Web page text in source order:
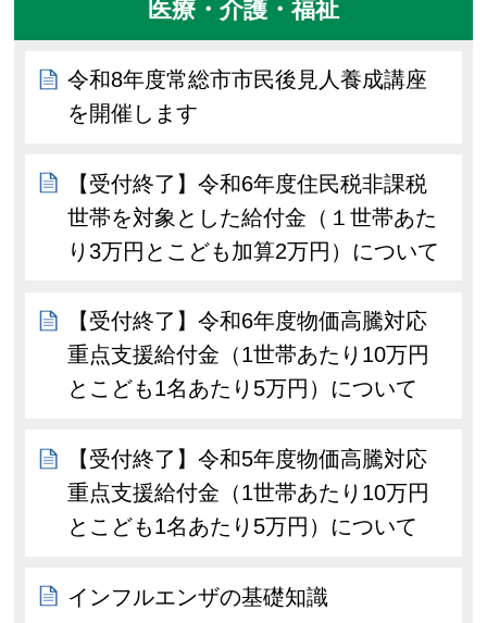
医療・介護・福祉
令和8年度常総市市民後見人養成講座
を開催します
【受付終了】令和6年度住民税非課税
世帯を対象とした給付金（１世帯あた
り3万円とこども加算2万円）について
【受付終了】令和6年度物価高騰対応
重点支援給付金（1世帯あたり10万円
とこども1名あたり5万円）について
【受付終了】令和5年度物価高騰対応
重点支援給付金（1世帯あたり10万円
とこども1名あたり5万円）について
インフルエンザの基礎知識